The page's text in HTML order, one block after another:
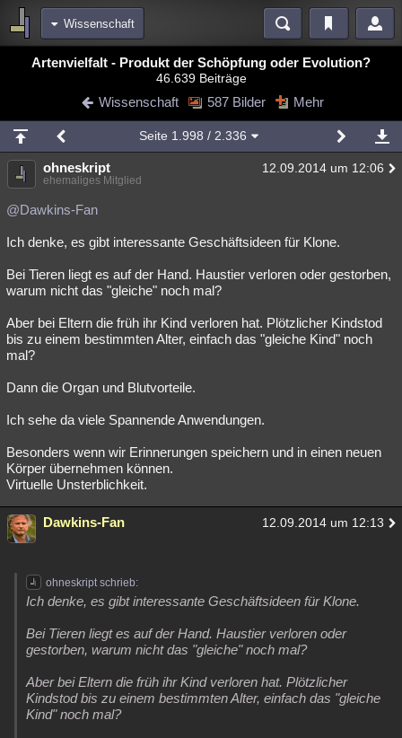
Wissenschaft
Bereiche
Diskussionen Blogs Videos
Chat Wiki Neuigkeiten
meine Rubriken
Menschen Wissenschaft Mystery Kriminalfälle
Spiritualität
Natur Umfragen Unterhaltung
weitere Rubriken
Philosophie Träume Orte Esoterik
Astronomie Helpdesk Gruppen Gaming Filme
Übersichten
Besucht Teilgenommen Alle Neue
Lesenswert Schlüsselwörter
Artenvielfalt - Produkt der Schöpfung oder Evolution?
46.639 Beiträge
Wissenschaft 587 Bilder Mehr
Seite 1.998 / 2.336
ohneskript 12.09.2014 um 12:06
ehemaliges Mitglied
@Dawkins-Fan
Ich denke, es gibt interessante Geschäftsideen für Klone.
Bei Tieren liegt es auf der Hand. Haustier verloren oder gestorben,
warum nicht das "gleiche" noch mal?
Aber bei Eltern die früh ihr Kind verloren hat. Plötzlicher Kindstod
bis zu einem bestimmten Alter, einfach das "gleiche Kind" noch
mal?
Dann die Organ und Blutvorteile.
Ich sehe da viele Spannende Anwendungen.
Besonders wenn wir Erinnerungen speichern und in einen neuen
Körper übernehmen können.
Virtuelle Unsterblichkeit.
Dawkins-Fan 12.09.2014 um 12:13
ohneskript schrieb:
Ich denke, es gibt interessante Geschäftsideen für Klone.
Bei Tieren liegt es auf der Hand. Haustier verloren oder
gestorben, warum nicht das "gleiche" noch mal?
Aber bei Eltern die früh ihr Kind verloren hat. Plötzlicher
Kindstod bis zu einem bestimmten Alter, einfach das "gleiche
Kind" noch mal?